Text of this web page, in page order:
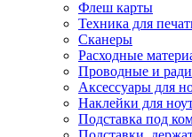
Флеш карты
Техника для
Сканеры
Расходные
Проводные и
Аксессуары для
Наклейки для
Подставка под